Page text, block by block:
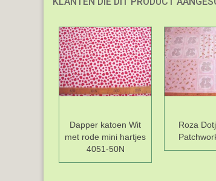
Dapper katoen Wit
met rode mini hartjes
4051-50N
Roza